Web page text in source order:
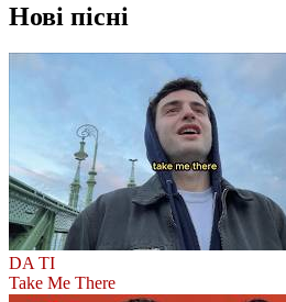
Нові пісні
DA TI
Take Me There